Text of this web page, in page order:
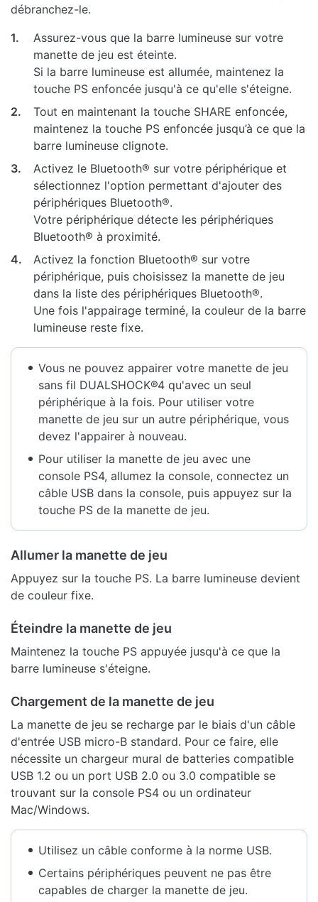
débranchez-le.
1.
Assurez-vous que la barre lumineuse sur votre
manette de jeu est éteinte.
Si la barre lumineuse est allumée, maintenez la
touche PS enfoncée jusqu'à ce qu'elle s'éteigne.
2.
Tout en maintenant la touche SHARE enfoncée,
maintenez la touche PS enfoncée jusqu’à ce que la
barre lumineuse clignote.
3.
Activez le Bluetooth® sur votre périphérique et
sélectionnez l'option permettant d'ajouter des
périphériques Bluetooth®.
Votre périphérique détecte les périphériques
Bluetooth® à proximité.
4.
Activez la fonction Bluetooth® sur votre
périphérique, puis choisissez la manette de jeu
dans la liste des périphériques Bluetooth®.
Une fois l'appairage terminé, la couleur de la barre
lumineuse reste fixe.
Vous ne pouvez appairer votre manette de jeu
sans fil DUALSHOCK®4 qu'avec un seul
périphérique à la fois. Pour utiliser votre
manette de jeu sur un autre périphérique, vous
devez l'appairer à nouveau.
Pour utiliser la manette de jeu avec une
console PS4, allumez la console, connectez un
câble USB dans la console, puis appuyez sur la
touche PS de la manette de jeu.
Allumer la manette de jeu
Appuyez sur la touche PS. La barre lumineuse devient
de couleur fixe.
Éteindre la manette de jeu
Maintenez la touche PS appuyée jusqu'à ce que la
barre lumineuse s'éteigne.
Chargement de la manette de jeu
La manette de jeu se recharge par le biais d'un câble
d'entrée USB micro-B standard. Pour ce faire, elle
nécessite un chargeur mural de batteries compatible
USB 1.2 ou un port USB 2.0 ou 3.0 compatible se
trouvant sur la console PS4 ou un ordinateur
Mac/Windows.
Utilisez un câble conforme à la norme USB.
Certains périphériques peuvent ne pas être
capables de charger la manette de jeu.